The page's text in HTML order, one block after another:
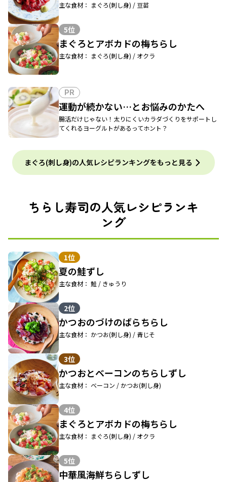
主な食材： まぐろ(刺し身) / 豆苗
5位
まぐろとアボカドの梅ちらし
主な食材： まぐろ(刺し身) / オクラ
PR
運動が続かない…とお悩みのかたへ
腸活だけじゃない！太りにくいカラダづくりをサポートし
てくれるヨーグルトがあるってホント？
まぐろ(刺し身)の人気レシピランキングをもっと見る
ちらし寿司の人気レシピランキ
ング
1位
夏の鮭ずし
主な食材： 鮭 / きゅうり
2位
かつおのづけのばらちらし
主な食材： かつお(刺し身) / 青じそ
3位
かつおとベーコンのちらしずし
主な食材： ベーコン / かつお(刺し身)
4位
まぐろとアボカドの梅ちらし
主な食材： まぐろ(刺し身) / オクラ
5位
中華風海鮮ちらしずし